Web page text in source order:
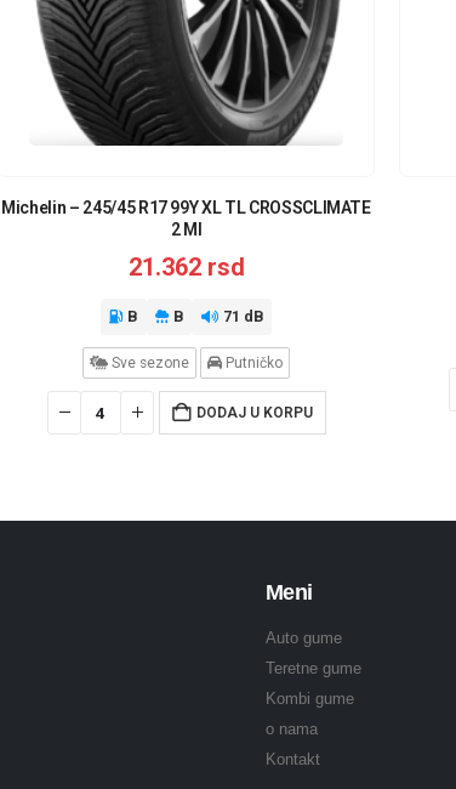
Michelin – 245/45 R17 99Y XL TL CROSSCLIMATE
2 MI
21.362 rsd
B B 71 dB
Sve sezone Putničko
DODAJ U KORPU
Meni
Auto gume
Teretne gume
Kombi gume
o nama
Kontakt